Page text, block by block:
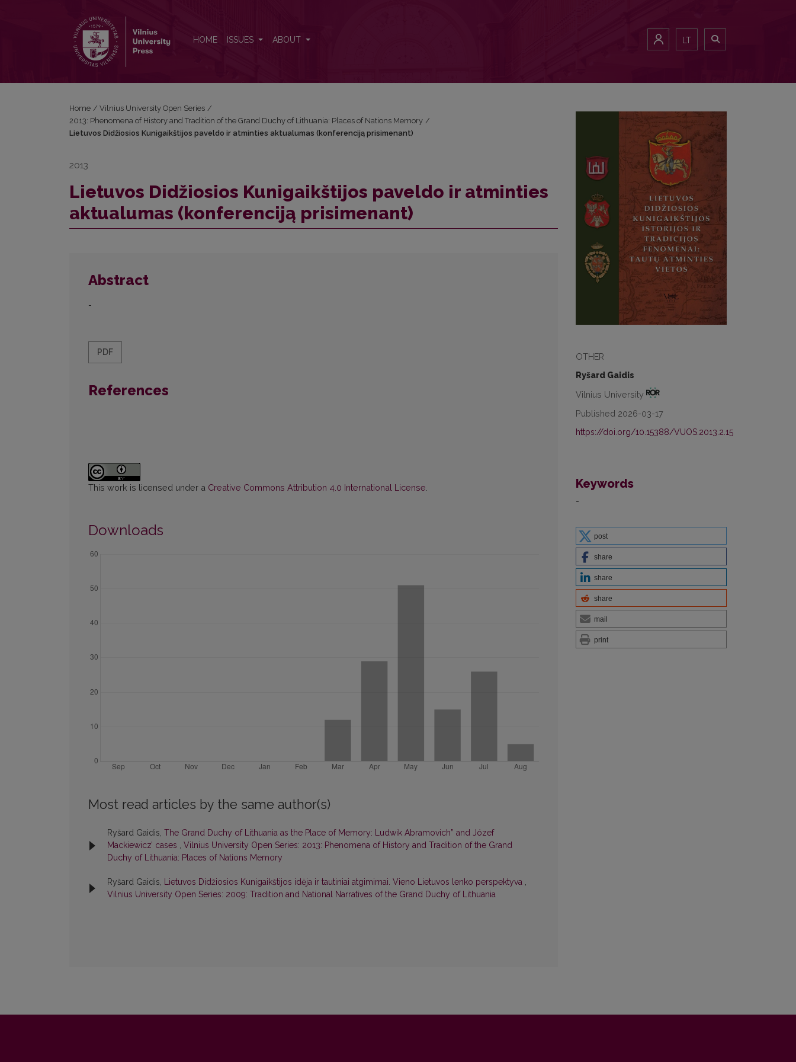
HOME ISSUES ABOUT LT
OTHER
Ryšard Gaidis
Vilnius University
Published 2026-03-17
https://doi.org/10.15388/VUOS.2013.2.15
Keywords
-
post
share
share
share
mail
print
Home / Vilnius University Open Series /
2013: Phenomena of History and Tradition of the Grand Duchy of Lithuania: Places of Nations Memory /
Lietuvos Didžiosios Kunigaikštijos paveldo ir atminties aktualumas (konferenciją prisimenant)
2013
Lietuvos Didžiosios Kunigaikštijos paveldo ir atminties
aktualumas (konferenciją prisimenant)
Abstract
-
PDF
References
This work is licensed under a Creative Commons Attribution 4.0 International License
Downloads
Most read articles by the same author(s)
Ryšard Gaidis, The Grand Duchy of Lithuania as the Place of Memory: Ludwik Abramovich” and Józef
Mackiewicz’ cases , Vilnius University Open Series: 2013: Phenomena of History and Tradition of the Grand
Duchy of Lithuania: Places of Nations Memory
Ryšard Gaidis, Lietuvos Didžiosios Kunigaikštijos idėja ir tautiniai atgimimai. Vieno Lietuvos lenko perspektyva ,
Vilnius University Open Series: 2009: Tradition and National Narratives of the Grand Duchy of Lithuania